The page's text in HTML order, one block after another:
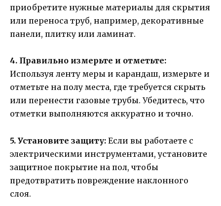
приобретите нужные материалы для скрытия
или переноса труб, например, декоративные
панели, плитку или ламинат.
4. Правильно измерьте и отметьте:
Используя ленту меры и карандаш, измерьте и
отметьте на полу места, где требуется скрыть
или перенести газовые трубы. Убедитесь, что
отметки выполняются аккуратно и точно.
5. Установите защиту: Если вы работаете с
электрическими инструментами, установите
защитное покрытие на пол, чтобы
предотвратить повреждение наклонного
слоя.